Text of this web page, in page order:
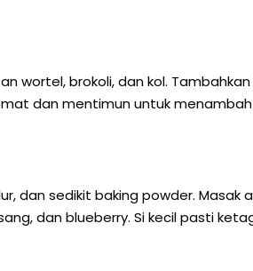
wortel, brokoli, dan kol.
dan mentimun untuk
dan sedikit baking powder.
dan blueberry. Si kecil pasti